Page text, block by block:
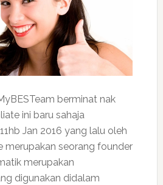
berminat nak
ini baru sahaja
Jan 2016 yang lalu oleh
merupakan seorang founder
merupakan
digunakan didalam